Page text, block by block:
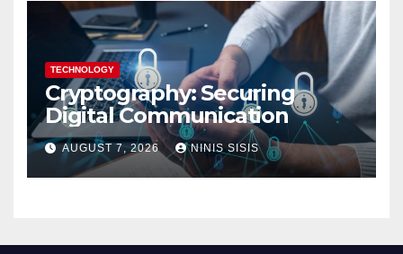
TECHNOLOGY
Cryptography: Securing
Digital Communication
AUGUST 7, 2026 NINIS SISIS